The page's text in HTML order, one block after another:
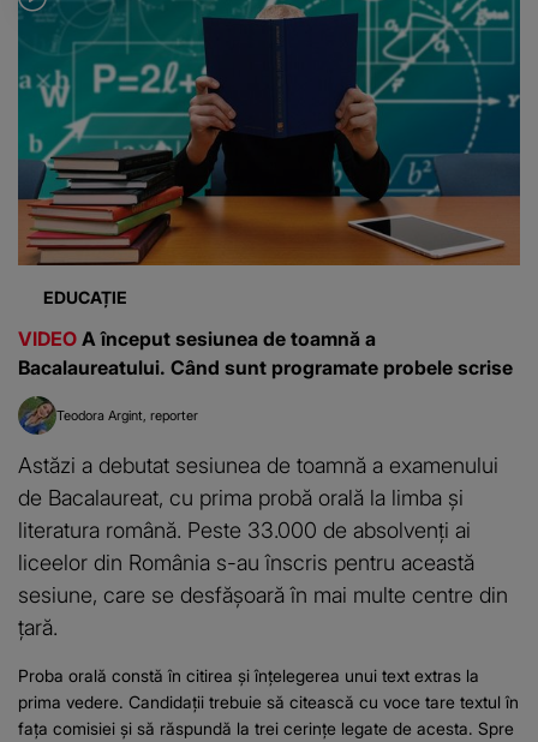
EDUCAȚIE
VIDEO A început sesiunea de toamnă a
Bacalaureatului. Când sunt programate probele scrise
Teodora Argint reporter
Astăzi a debutat sesiunea de toamnă a examenului
de Bacalaureat, cu prima probă orală la limba și
literatura română. Peste 33.000 de absolvenți ai
liceelor din România s-au înscris pentru această
sesiune, care se desfășoară în mai multe centre din
țară.
Proba orală constă în citirea și înțelegerea unui text extras la
prima vedere. Candidații trebuie să citească cu voce tare textul în
fața comisiei și să răspundă la trei cerințe legate de acesta. Spre